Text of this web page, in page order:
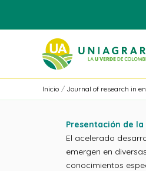
contenido
Inicio Journal of research in
Presentación de la
El acelerado
emergen en
conocimientos